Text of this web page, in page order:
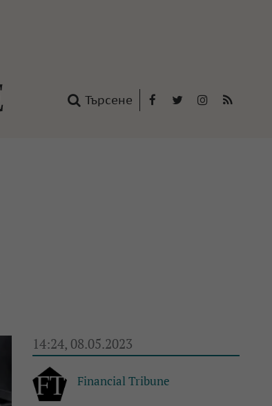
Търсене
14:24, 08.05.2023
Financial Tribune